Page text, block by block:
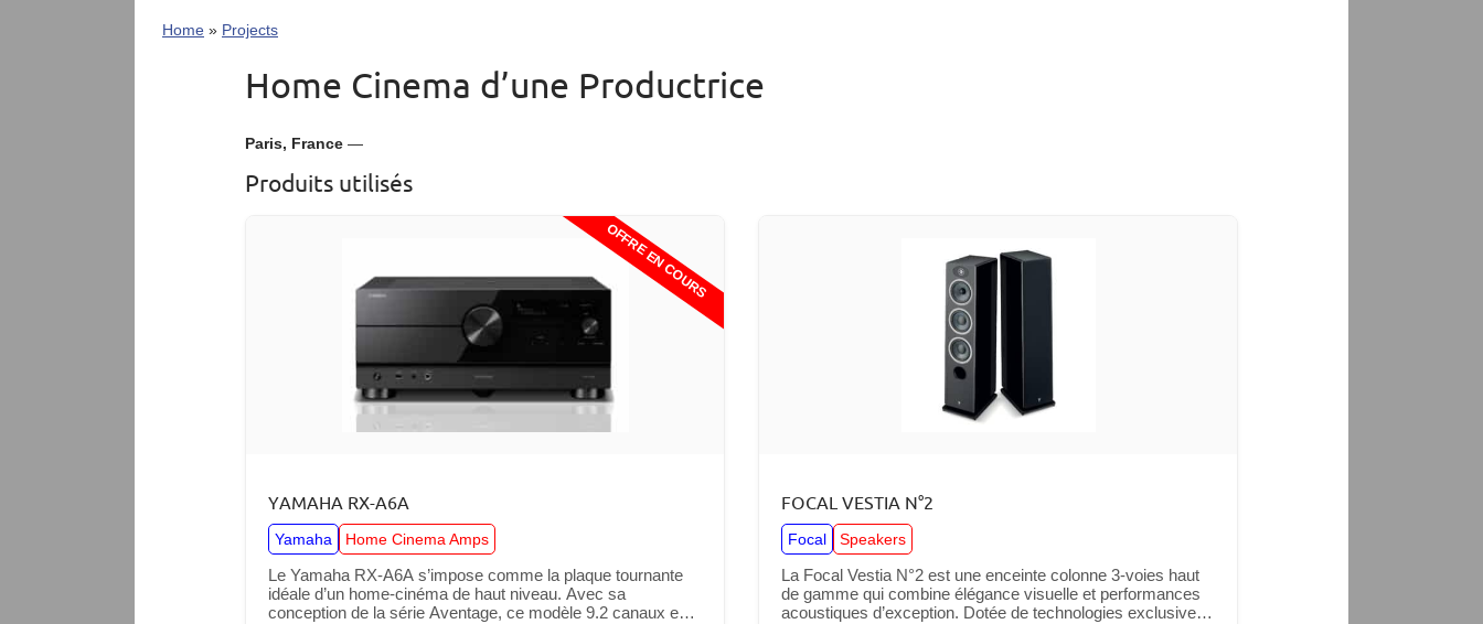
Home » Projects
Home Cinema d’une Productrice
Paris, France —
Produits utilisés
YAMAHA RX-A6A
Yamaha Home Cinema Amps
Le Yamaha RX-A6A s’impose comme la plaque tournante
idéale d’un home-cinéma de haut niveau. Avec sa
conception de la série Aventage, ce modèle 9.2 canaux est
FOCAL VESTIA N°2
Focal Speakers
La Focal Vestia N°2 est une enceinte colonne 3-voies haut
de gamme qui combine élégance visuelle et performances
acoustiques d’exception. Dotée de technologies exclusives